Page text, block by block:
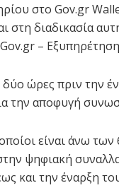
στο Gov.gr
στη διαδικασία
–
ώρες πριν την
την αποφυγή
είναι άνω
ψηφιακή
και την έναρξη